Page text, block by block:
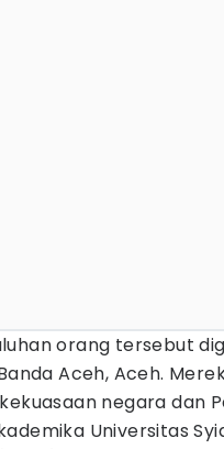
orang tersebut
Aceh, Aceh.
negara dan
Universitas